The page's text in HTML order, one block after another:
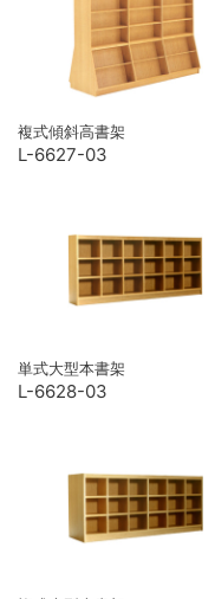
複式傾斜高書架
L-6627-03
単式大型本書架
L-6628-03